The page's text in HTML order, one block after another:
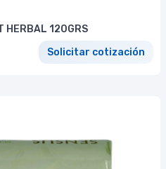
HERBAL 120GRS
Solicitar cotización